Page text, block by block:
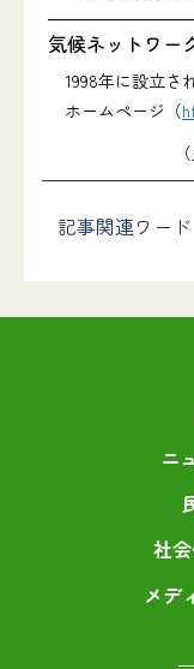
気候ネットワー
1998年に設立さ
ホームページ（
記事関連ワード
ニ
社
メデ